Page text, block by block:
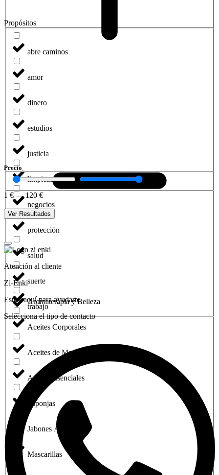
Aromaterapia y Belleza
Aceites Corporales
Aceites de Masaje
Aceites Esenciales
Esponjas
Jabones Artesanales
Mascarillas
Propósitos
abre caminos
amor
dinero
estudios
justicia
limpieza
negocios
protección
salud
suerte
trabajo
Precio
1 € —120 €
Ver Resultados
Atención al cliente
Zi-Enki
Estoy aquí para ayudarte
Selecciona el tipo de contacto